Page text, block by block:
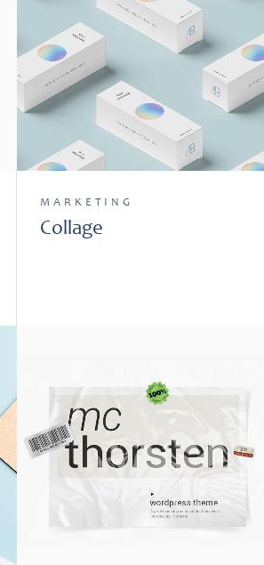
MARKETING
Collage